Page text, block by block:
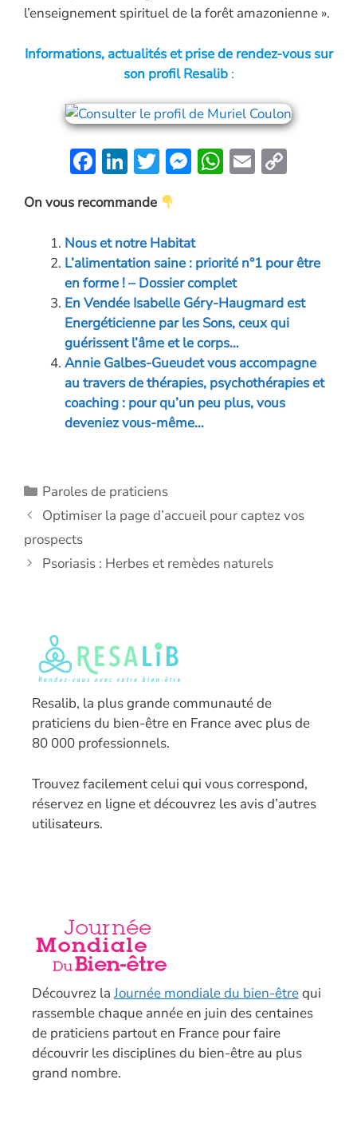
l’enseignement spirituel de la forêt amazonienne ».
Informations, actualités et prise de rendez-vous sur
son profil Resalib:
F
e
b
o
o
k
Li
k
e
dI
n
T
w
itt
er
M
g
er
W
A
p
p
E
Li
n
k
On vous recommande
Nous et notre Habitat
L’alimentation saine : priorité n°1 pour être
en forme ! – Dossier complet
En Vendée Isabelle Géry-Haugmard est
Energéticienne par les Sons, ceux qui
guérissent l’âme et le corps…
Annie Galbes-Gueudet vous accompagne
au travers de thérapies, psychothérapies et
coaching : pour qu’un peu plus, vous
deveniez vous-même…
Catégories
Paroles de praticiens
Optimiser la page d’accueil pour captez vos
prospects
Psoriasis : Herbes et remèdes naturels
Resalib, la plus grande communauté de
praticiens du bien-être en France avec plus de
80 000 professionnels.
Trouvez facilement celui qui vous correspond,
réservez en ligne et découvrez les avis d’autres
utilisateurs.
Découvrez laJournée mondiale du bien-êtrequi
rassemble chaque année en juin des centaines
de praticiens partout en France pour faire
découvrir les disciplines du bien-être au plus
grand nombre.